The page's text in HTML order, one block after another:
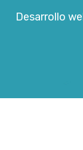
Desarrollo